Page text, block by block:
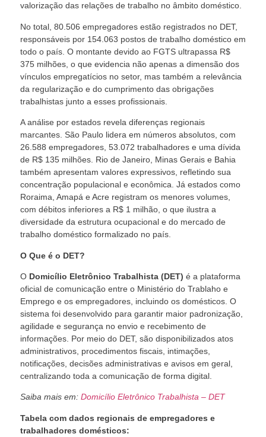
valorização das relações de trabalho no âmbito doméstico.
No total, 80.506 empregadores estão registrados no DET,
responsáveis por 154.063 postos de trabalho doméstico em
todo o país. O montante devido ao FGTS ultrapassa R$
375 milhões, o que evidencia não apenas a dimensão dos
vínculos empregatícios no setor, mas também a relevância
da regularização e do cumprimento das obrigações
trabalhistas junto a esses profissionais.
A análise por estados revela diferenças regionais
marcantes. São Paulo lidera em números absolutos, com
26.588 empregadores, 53.072 trabalhadores e uma dívida
de R$ 135 milhões. Rio de Janeiro, Minas Gerais e Bahia
também apresentam valores expressivos, refletindo sua
concentração populacional e econômica. Já estados como
Roraima, Amapá e Acre registram os menores volumes,
com débitos inferiores a R$ 1 milhão, o que ilustra a
diversidade da estrutura ocupacional e do mercado de
trabalho doméstico formalizado no país.
O Que é o DET?
O Domicílio Eletrônico Trabalhista (DET) é a plataforma
oficial de comunicação entre o Ministério do Trablaho e
Emprego e os empregadores, incluindo os domésticos. O
sistema foi desenvolvido para garantir maior padronização,
agilidade e segurança no envio e recebimento de
informações. Por meio do DET, são disponibilizados atos
administrativos, procedimentos fiscais, intimações,
notificações, decisões administrativas e avisos em geral,
centralizando toda a comunicação de forma digital.
Saiba mais em: Domicílio Eletrônico Trabalhista – DET
Tabela com dados regionais de empregadores e
trabalhadores domésticos: